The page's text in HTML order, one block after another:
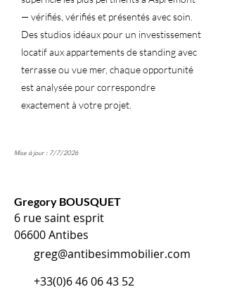
— vérifiés, vérifiés et présentés avec soin.
Des studios idéaux pour un investissement
locatif aux appartements de standing avec
terrasse ou vue mer, chaque opportunité
est analysée pour correspondre
exactement à votre projet.
Mise à jour : 7/7/2026
Gregory BOUSQUET
6 rue saint esprit
06600 Antibes
greg@antibesimmobilier.com
+33(0)6 46 06 43 52